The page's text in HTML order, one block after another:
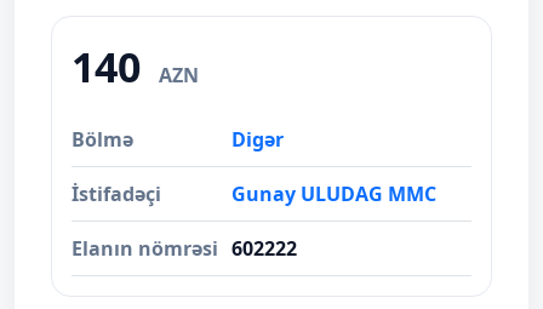
140 AZN
Bölmə Digər
İstifadəçi Gunay ULUDAG MMC
Elanın nömrəsi 602222